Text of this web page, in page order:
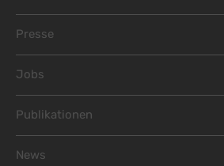
Presse
Jobs
Publikationen
News